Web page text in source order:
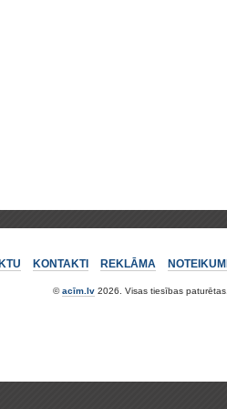
KONTAKTI REKLĀMA NOTEIKUMI
©acīm.lv 2026. Visas tiesības paturētas.